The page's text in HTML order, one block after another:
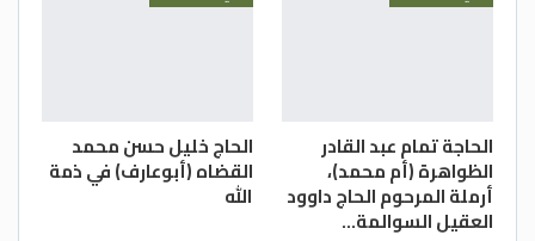
الحاجة تمام عبد القادر
الظواهرة (أم محمد)،
أرملة المرحوم الحاج داوود
العقيل السوالمة…
الحاج خليل حسن محمد
القضاه (أبوعارف) في ذمة
الله